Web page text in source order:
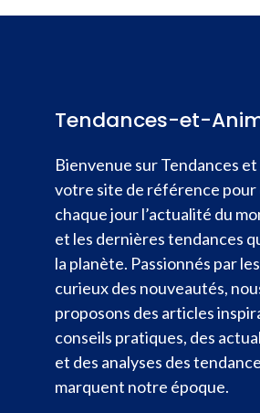
Tendances-et-
Bienvenue sur Tendances et
votre site de référence
chaque jour l’actualité du
et les dernières tendances
la planète. Passionnés par
curieux des nouveautés,
proposons des articles
conseils pratiques, des
et des analyses des
marquent notre époque.